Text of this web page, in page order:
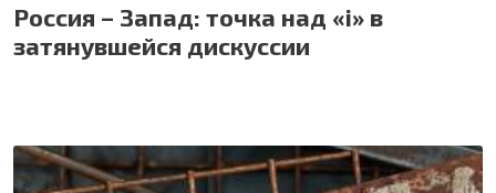
Россия – Запад: точка над «i» в
затянувшейся дискуссии